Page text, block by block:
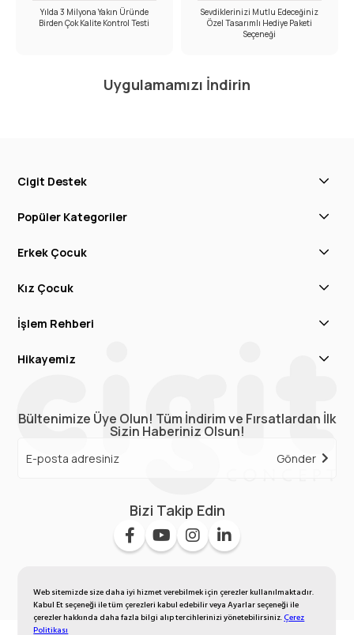
Web sitemizde size daha iyi hizmet verebilmek için çerezler kullanılmaktadır.
Kabul Et seçeneği ile tüm çerezleri kabul edebilir veya Ayarlar seçeneği ile
çerezler hakkında daha fazla bilgi alıp tercihlerinizi yönetebilirsiniz.Çerez
Politikası
Yılda 3 Milyona Yakın Üründe
Birden Çok Kalite Kontrol Testi
Sevdiklerinizi Mutlu Edeceğiniz
Özel Tasarımlı Hediye Paketi
Seçeneği
Uygulamamızı İndirin
Cigit Destek
Popüler Kategoriler
Erkek Çocuk
Kız Çocuk
İşlem Rehberi
Hikayemiz
Bültenimize Üye Olun! Tüm İndirim ve Fırsatlardan İlk
Sizin Haberiniz Olsun!
Gönder
Bizi Takip Edin